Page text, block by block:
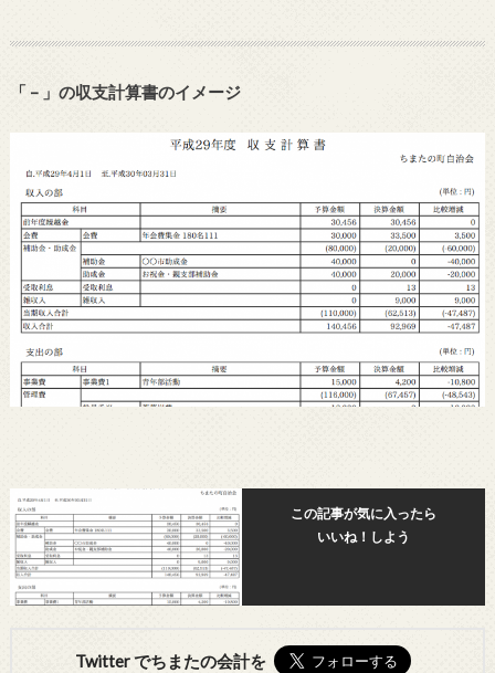
「 – 」の収支計算書のイメージ
この記事が気に入ったら
いいね！しよう
Twitter でちまたの会計を